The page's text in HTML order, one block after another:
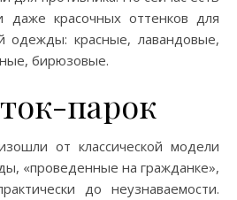
даже красочных оттенков для
одежды: красные, лавандовые,
бирюзовые.
парок
от классической модели
«проведенные на гражданке»,
до неузнаваемости.